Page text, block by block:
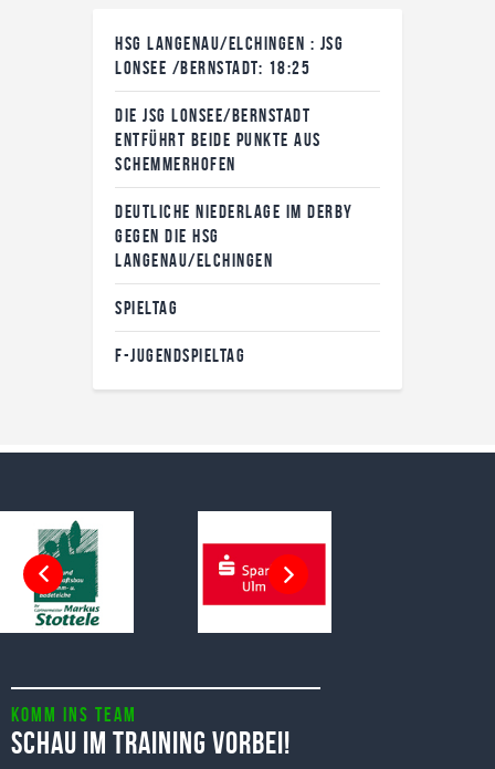
HSG LANGENAU/ELCHINGEN : JSG
LONSEE /BERNSTADT: 18:25
DIE JSG LONSEE/BERNSTADT
ENTFÜHRT BEIDE PUNKTE AUS
SCHEMMERHOFEN
DEUTLICHE NIEDERLAGE IM DERBY
GEGEN DIE HSG
LANGENAU/ELCHINGEN
SPIELTAG
F-JUGENDSPIELTAG
Komm ins Team
Schau im Training vorbei!